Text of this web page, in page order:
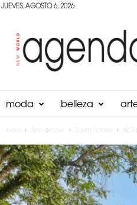
JUEVES, AGOSTO 6, 2026
Panama
moda belleza
Arte de Vivir Zoom Hoteles W